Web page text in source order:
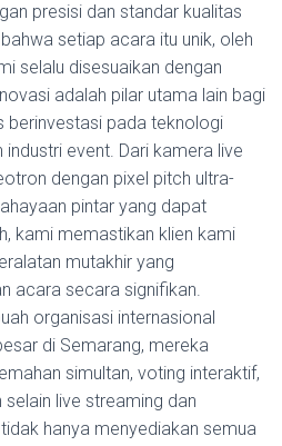
presisi dan standar kualitas
setiap acara itu unik, oleh
selalu disesuaikan dengan
adalah pilar utama lain bagi
berinvestasi pada teknologi
event. Dari kamera live
dengan pixel pitch ultra-
pintar yang dapat
kami memastikan klien kami
mutakhir yang
acara secara signifikan.
organisasi internasional
di Semarang, mereka
simultan, voting interaktif,
live streaming dan
hanya menyediakan semua